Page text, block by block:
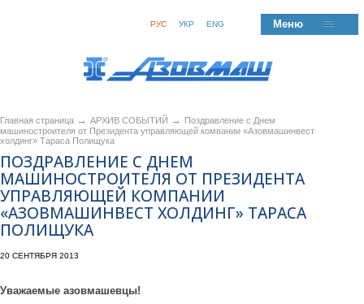
РУС УКР ENG Меню
Главная страница → АРХИВ СОБЫТИЙ →
Поздравление с Днем
машиностроителя от Президента управляющей компании «Азовмашинвест
холдинг» Тараса Полищука
ПОЗДРАВЛЕНИЕ С ДНЕМ
МАШИНОСТРОИТЕЛЯ ОТ ПРЕЗИДЕНТА
УПРАВЛЯЮЩЕЙ КОМПАНИИ
«АЗОВМАШИНВЕСТ ХОЛДИНГ» ТАРАСА
ПОЛИЩУКА
20 СЕНТЯБРЯ 2013
Уважаемые азовмашевцы!